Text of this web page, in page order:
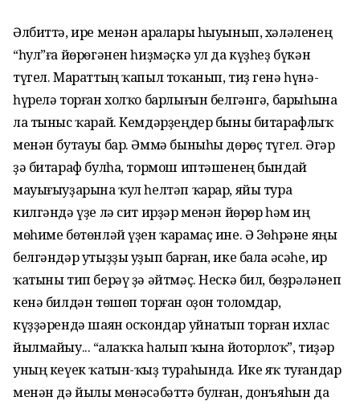
Әлбиттә, ире менән аралары һыуынып, хәләленең
“һул”ға йөрөгәнен һиҙмәҫкә ул да күҙһеҙ бүкән
түгел. Мараттың ҡапыл тоҡанып, тиҙ генә һүнә-
һүрелә торған холҡо барлығын белгәнгә, барыһына
ла тыныс ҡарай. Кемдәрҙеңдер быны битарафлыҡ
менән бутауы бар. Әммә быныһы дөрөҫ түгел. Әгәр
ҙә битараф булһа, тормош иптәшенең бындай
мауығыуҙарына ҡул һелтәп ҡарар, яйы тура
килгәндә үҙе лә сит ирҙәр менән йөрөр һәм иң
мөһиме бөтөнләй үҙен ҡарамаҫ ине. Ә Зөһрәне яңы
белгәндәр утыҙҙы уҙып барған, ике бала әсәһе, ир
ҡатыны тип берәү ҙә әйтмәҫ. Нескә бил, бөҙрәләнеп
кенә билдән төшөп торған оҙон толомдар,
күҙҙәрендә шаян осҡондар уйнатып торған ихлас
йылмайыу... “Ҡалаҡҡа һалып ҡына йоторлоҡ”, тиҙәр
уның кеүек ҡатын-ҡыҙ тураһында. Ике яҡ туғандар
менән дә йылы мөнәсәбәттә булған, донъяһын да